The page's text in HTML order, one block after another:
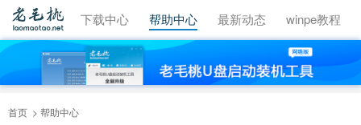
视频教程 下载中心 帮助中心 最新动态 winpe教程
首页 帮助中心